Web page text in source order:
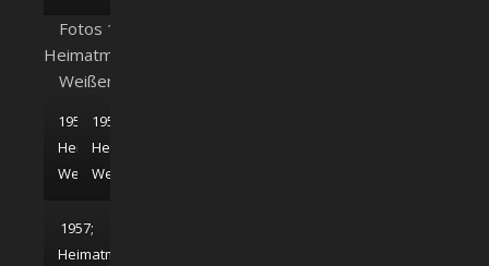
Fotos 1955;
Heimatmuseum
Weißenhorn
1957;
Heimatmuseum
Weißenhorn
1957;
Heimatmuseum
Weißenhorn
1957;
Heimatmuseum